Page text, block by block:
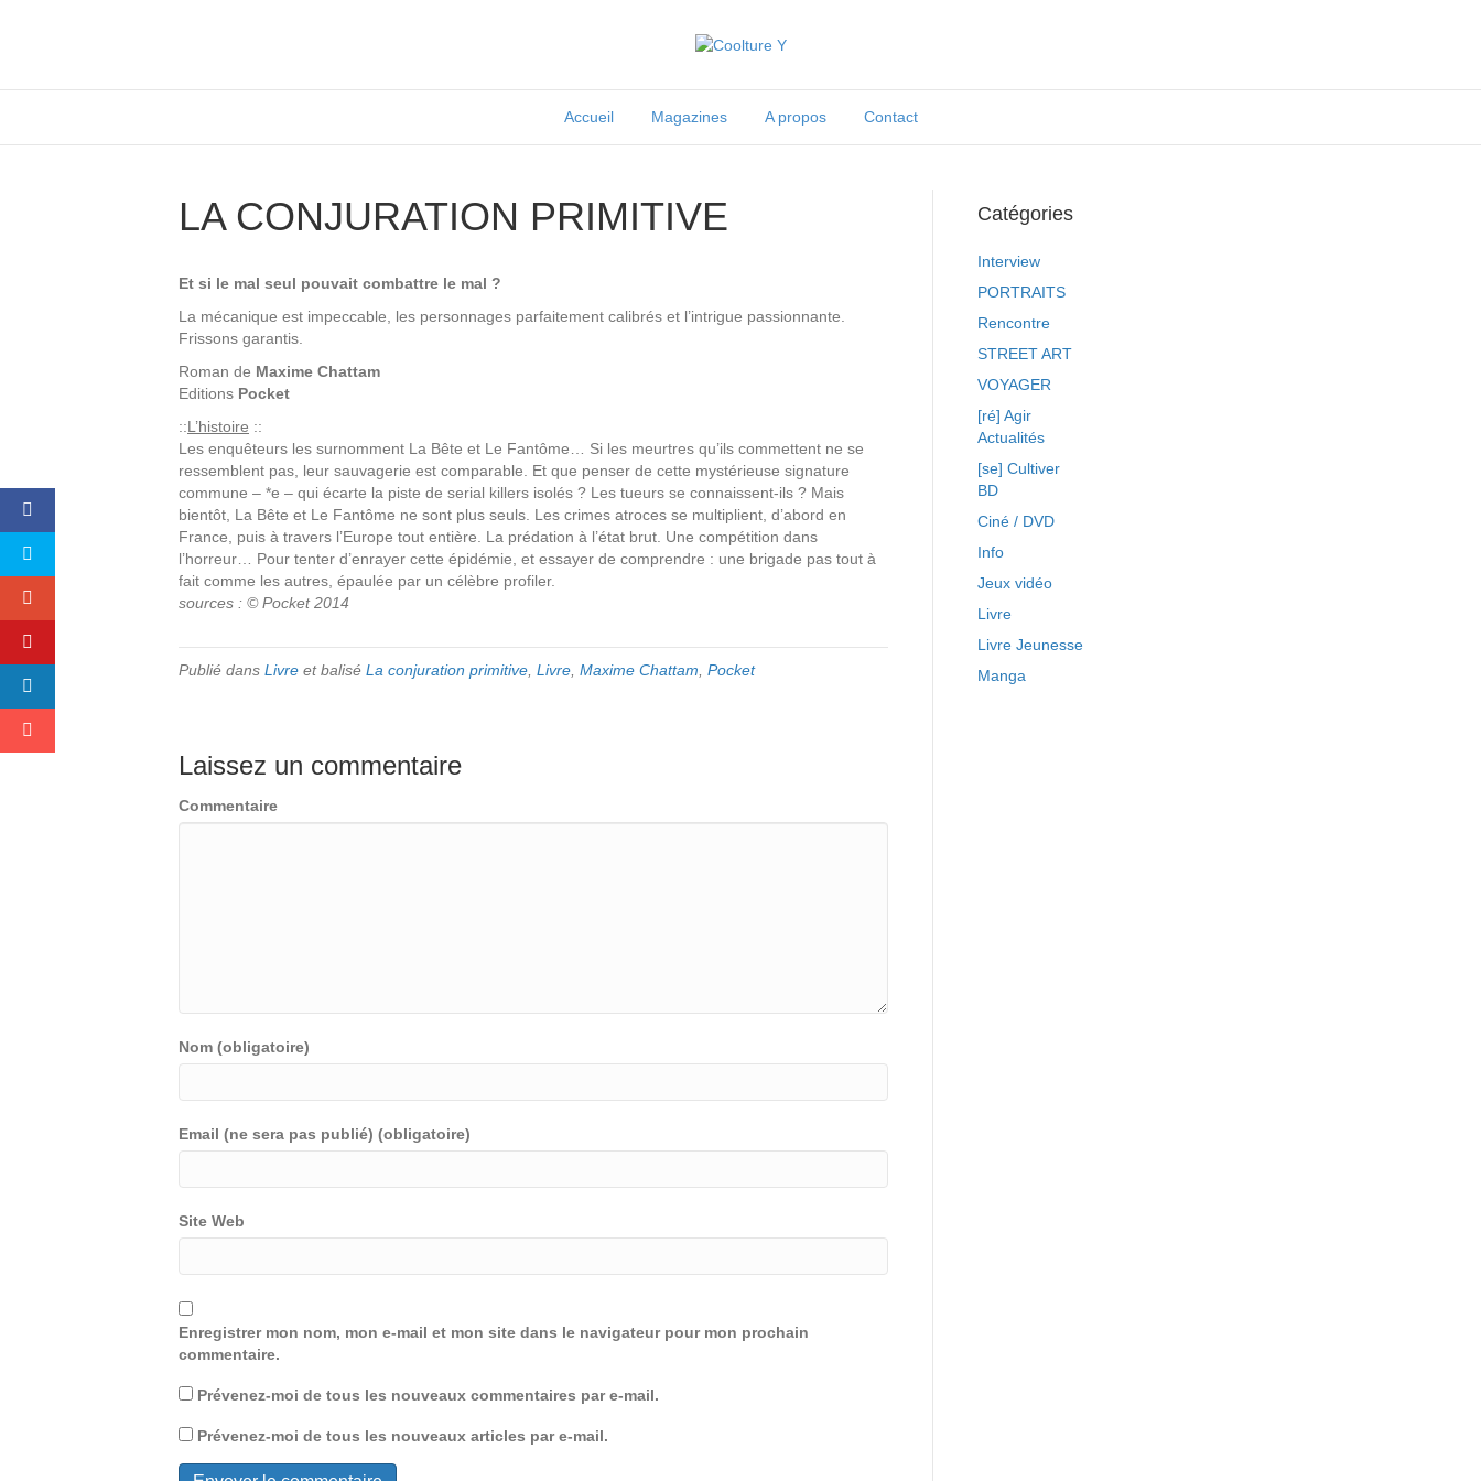
Accueil Magazines A propos Contact
LA CONJURATION PRIMITIVE
Et si le mal seul pouvait combattre le mal ?
La mécanique est impeccable, les personnages parfaitement calibrés et l’intrigue passionnante.
Frissons garantis.
Roman de Maxime Chattam
Editions Pocket
::L’histoire ::
Les enquêteurs les surnomment La Bête et Le Fantôme… Si les meurtres qu’ils commettent ne se
ressemblent pas, leur sauvagerie est comparable. Et que penser de cette mystérieuse signature
commune – *e – qui écarte la piste de serial killers isolés ? Les tueurs se connaissent-ils ? Mais
bientôt, La Bête et Le Fantôme ne sont plus seuls. Les crimes atroces se multiplient, d’abord en
France, puis à travers l’Europe tout entière. La prédation à l’état brut. Une compétition dans
l’horreur… Pour tenter d’enrayer cette épidémie, et essayer de comprendre : une brigade pas tout à
fait comme les autres, épaulée par un célèbre profiler.
sources : © Pocket 2014
Publié dans Livre et balisé La conjuration primitive, Livre, Maxime Chattam, Pocket
Laissez un commentaire
Commentaire
Nom (obligatoire)
Email (ne sera pas publié) (obligatoire)
Site Web
Enregistrer mon nom, mon e-mail et mon site dans le navigateur pour mon prochain
commentaire.
Prévenez-moi de tous les nouveaux commentaires par e-mail.
Prévenez-moi de tous les nouveaux articles par e-mail.
Catégories
Interview
PORTRAITS
Rencontre
STREET ART
VOYAGER
[ré] Agir
Actualités
[se] Cultiver
BD
Ciné / DVD
Info
Jeux vidéo
Livre
Livre Jeunesse
Manga